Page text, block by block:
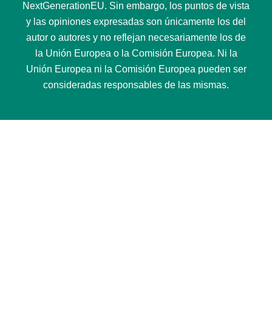
NextGenerationEU. Sin embargo, los puntos de vista
y las opiniones expresadas son únicamente los del
autor o autores y no reflejan necesariamente los de
la Unión Europea o la Comisión Europea. Ni la
Unión Europea ni la Comisión Europea pueden ser
consideradas responsables de las mismas.